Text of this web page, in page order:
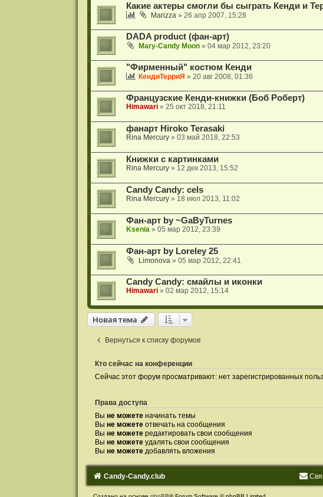
Какие актеры смогли бы сыграть Кенди и
Marizza » 26 апр 2007, 15:28
DADA product (фан-арт)
Mary-Candy Moon» 04 мар 2012, 23:20
"Фирменный" костюм Кенди
КендиТерриЯ » 20 авг 2008, 01:36
Французские Кенди-книжки (Боб Роберт)
Himawari» 25 окт 2018, 21:11
фанарт Hiroko Terasaki
Rina Mercury» 03 май 2018, 22:53
Книжки с картинками
Rina Mercury» 12 дек 2013, 15:52
Candy Candy: cels
Rina Mercury» 18 июл 2013, 11:02
Фан-арт by ~GaByTurnes
Ksenia » 05 мар 2012, 23:39
Фан-арт by Loreley 25
Limonova » 05 мар 2012, 22:41
Candy Candy: смайлы и иконки
Himawari» 02 мар 2012, 15:14
Новая тема
Вернуться к списку форумов
Кто сейчас на конференции
Сейчас этот форум просматривают: нет зарегистрированных
Права доступа
Вы не можетеначинать темы
Вы не можетеотвечать на сообщения
Вы не можетередактировать свои сообщения
Вы не можетеудалять свои сообщения
Вы не можетедобавлять вложения
Candy-Candy.club